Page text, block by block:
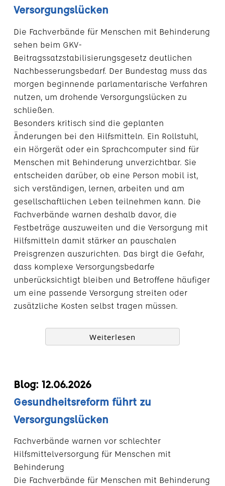
Versorgungslücken
Die Fachverbände für Menschen mit Behinderung
sehen beim GKV-
Beitragssatzstabilisierungsgesetz deutlichen
Nachbesserungsbedarf. Der Bundestag muss das
morgen beginnende parlamentarische Verfahren
nutzen, um drohende Versorgungslücken zu
schließen.
Besonders kritisch sind die geplanten
Änderungen bei den Hilfsmitteln. Ein Rollstuhl,
ein Hörgerät oder ein Sprachcomputer sind für
Menschen mit Behinderung unverzichtbar. Sie
entscheiden darüber, ob eine Person mobil ist,
sich verständigen, lernen, arbeiten und am
gesellschaftlichen Leben teilnehmen kann. Die
Fachverbände warnen deshalb davor, die
Festbeträge auszuweiten und die Versorgung mit
Hilfsmitteln damit stärker an pauschalen
Preisgrenzen auszurichten. Das birgt die Gefahr,
dass komplexe Versorgungsbedarfe
unberücksichtigt bleiben und Betroffene häufiger
um eine passende Versorgung streiten oder
zusätzliche Kosten selbst tragen müssen.
Weiterlesen
Blog: 12.06.2026
Gesundheitsreform führt zu
Versorgungslücken
Fachverbände warnen vor schlechter
Hilfsmittelversorgung für Menschen mit
Behinderung
Die Fachverbände für Menschen mit Behinderung